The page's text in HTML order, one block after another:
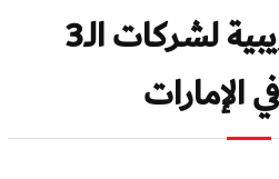
تسهيلات ضريبية لشركات الـ3
الإمارات